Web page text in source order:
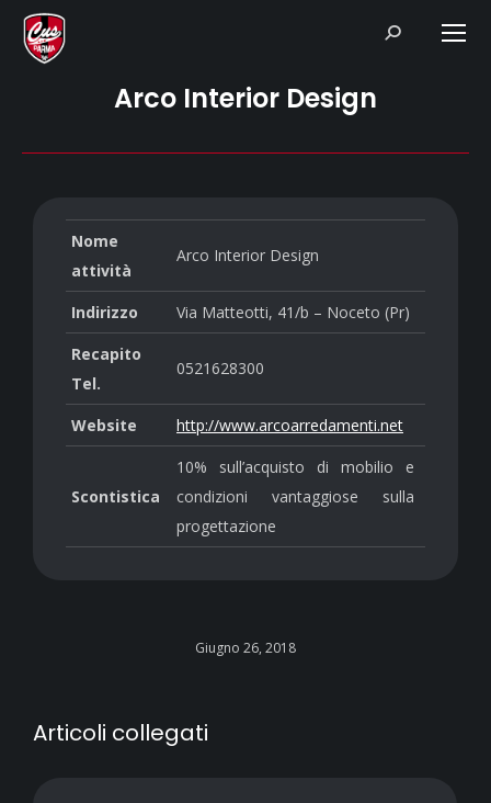
Search:
Arco Interior Design
Nome
attività
Arco Interior Design
Indirizzo
Via Matteotti, 41/b – Noceto (Pr)
Recapito
Tel.
0521628300
Website http://www.arcoarredamenti.net
Scontistica
10% sull’acquisto di mobilio e
condizioni vantaggiose sulla
progettazione
Giugno 26, 2018
Articoli collegati